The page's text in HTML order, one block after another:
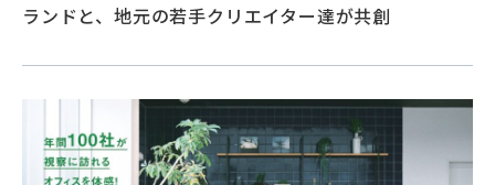
ランドと、地元の若手クリエイター達が共創